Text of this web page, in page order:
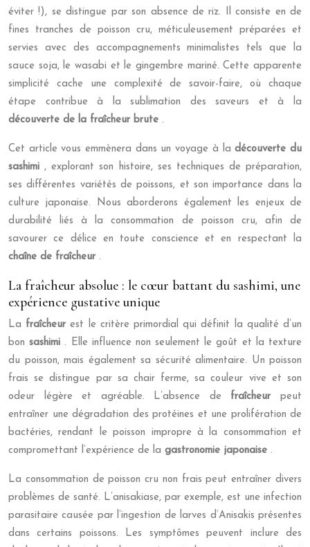
éviter !), se distingue par son absence de riz. Il consiste en de
fines tranches de poisson cru, méticuleusement préparées et
servies avec des accompagnements minimalistes tels que la
sauce soja, le wasabi et le gingembre mariné. Cette apparente
simplicité cache une complexité de savoir-faire, où chaque
étape contribue à la sublimation des saveurs et à la
découverte de la fraîcheur brute .
Cet article vous emmènera dans un voyage à ladécouverte du
sashimi, explorant son histoire, ses techniques de préparation,
ses différentes variétés de poissons, et son importance dans la
culture japonaise. Nous aborderons également les enjeux de
durabilité liés à la consommation de poisson cru, afin de
savourer ce délice en toute conscience et en respectant la
chaîne de fraîcheur .
La fraîcheur absolue : le cœur battant du sashimi, une
expérience gustative unique
La fraîcheurest le critère primordial qui définit la qualité d’un
bonsashimi . Elle influence non seulement le goût et la texture
du poisson, mais également sa sécurité alimentaire. Un poisson
frais se distingue par sa chair ferme, sa couleur vive et son
odeur légère et agréable. L’absence de fraîcheurpeut
entraîner une dégradation des protéines et une prolifération de
bactéries, rendant le poisson impropre à la consommation et
compromettant l’expérience de la gastronomie japonaise .
La consommation de poisson cru non frais peut entraîner divers
problèmes de santé. L’anisakiase, par exemple, est une infection
parasitaire causée par l’ingestion de larves d’Anisakis présentes
dans certains poissons. Les symptômes peuvent inclure des